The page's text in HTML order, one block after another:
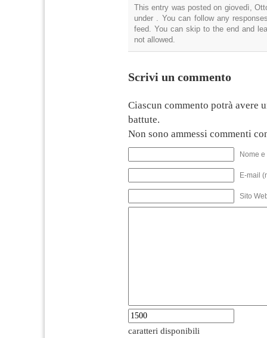
This entry was posted on giovedì,
under . You can follow any
feed. You can skip to the end and
not allowed.
Scrivi un commento
Ciascun commento potrà avere
battute.
Non sono ammessi commenti
Nome
E-mail
Sito
caratteri disponibili